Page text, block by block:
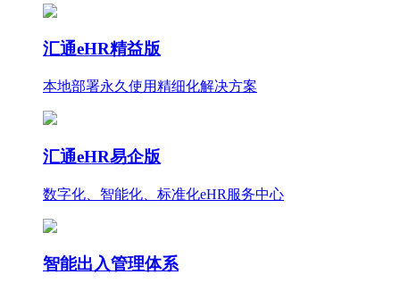
汇通eHR精益版
本地部署永久使用精细化解决方案
汇通eHR易企版
数字化、智能化、标准化eHR服务中心
智能出入管理体系